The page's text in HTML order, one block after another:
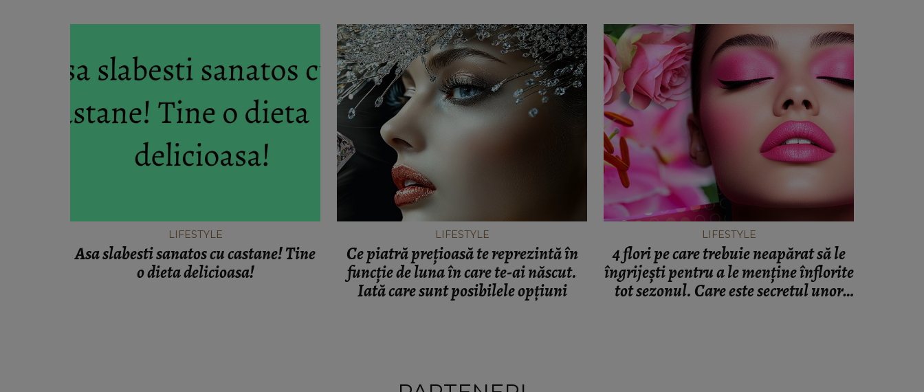
LIFESTYLE
Asa slabesti sanatos cu castane! Tine
o dieta delicioasa!
LIFESTYLE
Ce piatră prețioasă te reprezintă în
funcție de luna în care te-ai născut.
Iată care sunt posibilele opțiuni
LIFESTYLE
4 flori pe care trebuie neapărat să le
îngrijești pentru a le menține înflorite
tot sezonul. Care este secretul unor